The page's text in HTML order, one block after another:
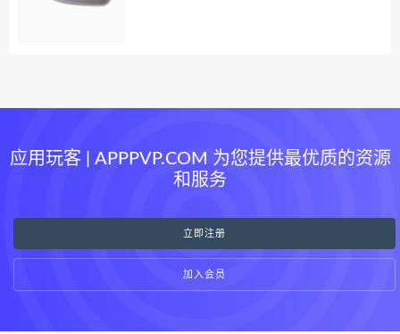
应用玩客 | APPPVP.COM 为您提供最优质的资源
和服务
立即注册
加入会员